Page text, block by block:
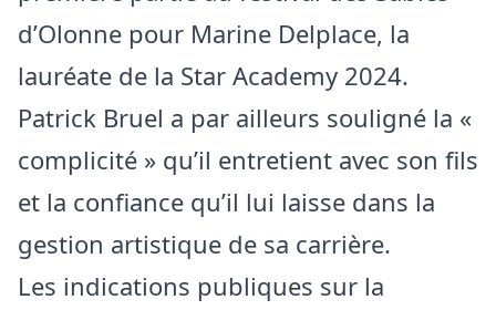
d’Olonne pour Marine Delplace, la
lauréate de la Star Academy 2024.
Patrick Bruel a par ailleurs souligné la «
complicité » qu’il entretient avec son fils
et la confiance qu’il lui laisse dans la
gestion artistique de sa carrière.
Les indications publiques sur la